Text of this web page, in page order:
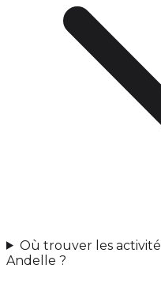
Où trouver les
Andelle ?